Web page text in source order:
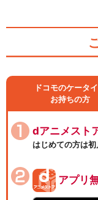
ドコモのケータ
お持ちの方
dアニメスト
はじめての方は
アプリ